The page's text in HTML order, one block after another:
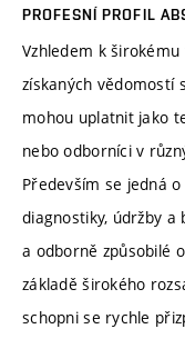
PROFESNÍ PROFIL
Vzhledem k
získaných vědomostí
mohou uplatnit jako
nebo odborníci v
Především se jedná
diagnostiky, údržby a
a odborně způsobilé
základě širokého
schopni se rychle